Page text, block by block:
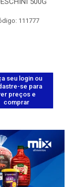
111777
seu login ou
se para
preços e
comprar